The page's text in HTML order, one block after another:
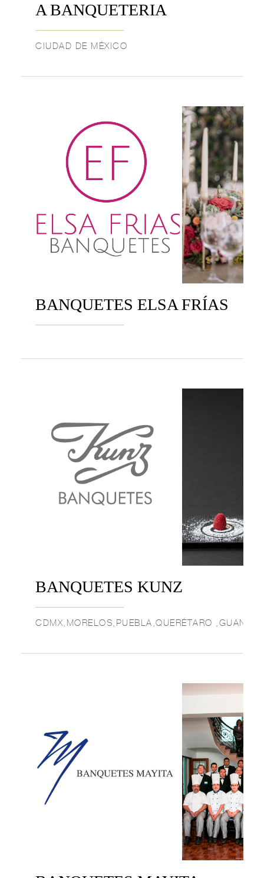
A BANQUETERIA
CIUDAD DE MÉXICO
BANQUETES ELSA FRÍAS
BANQUETES KUNZ
CDMX,MORELOS,PUEBLA,QUERÉTARO